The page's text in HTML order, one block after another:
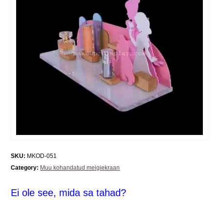
SKU: MKOD-051
Category: Muu kohandatud meigiekraan
Ei ole see, mida sa tahad?